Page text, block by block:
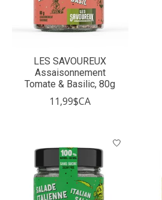
LES SAVOUREUX
Assaisonnement
Tomate & Basilic, 80g
11,99$CA